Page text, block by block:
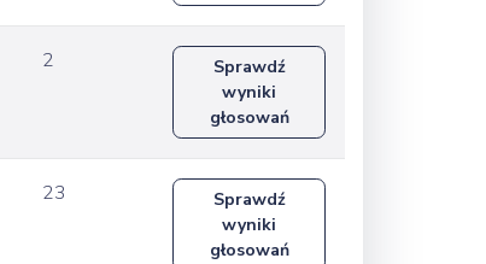
2
Sprawdź
wyniki
głosowań
23
Sprawdź
wyniki
głosowań